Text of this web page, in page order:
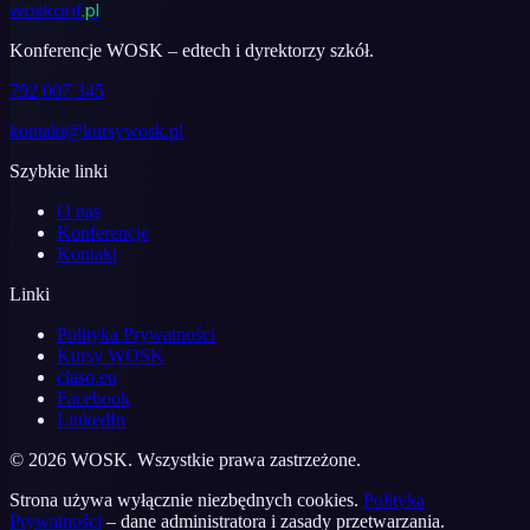
FacebookLinkedIn
woskonf.pl
Konferencje WOSK – edtech i dyrektorzy szkół.
792 007 345
kontakt@kursywosk.pl
Szybkie linki
O nas
Konferencje
Kontakt
Linki
Polityka Prywatności
Kursy WOSK
claso.eu
Facebook
LinkedIn
© 2026 WOSK. Wszystkie prawa zastrzeżone.
Strona używa wyłącznie niezbędnych cookies. Polityka
Prywatności – dane administratora i zasady przetwarzania.